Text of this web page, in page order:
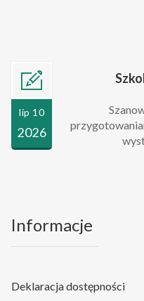
lip 10
2026
Informacje
Deklaracja dostępności